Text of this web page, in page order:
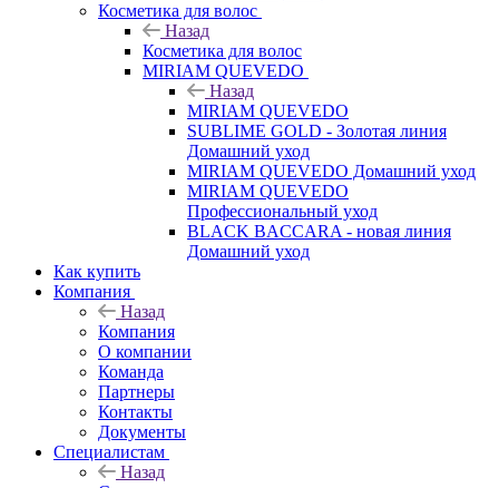
Косметика для волос
Назад
Косметика для волос
MIRIAM QUEVEDO
Назад
MIRIAM QUEVEDO
SUBLIME GOLD - Золотая линия
Домашний уход
MIRIAM QUEVEDO Домашний уход
MIRIAM QUEVEDO
Профессиональный уход
BLACK BACCARA - новая линия
Домашний уход
Как купить
Компания
Назад
Компания
О компании
Команда
Партнеры
Контакты
Документы
Специалистам
Назад